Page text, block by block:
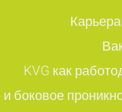
KVG как
боковое